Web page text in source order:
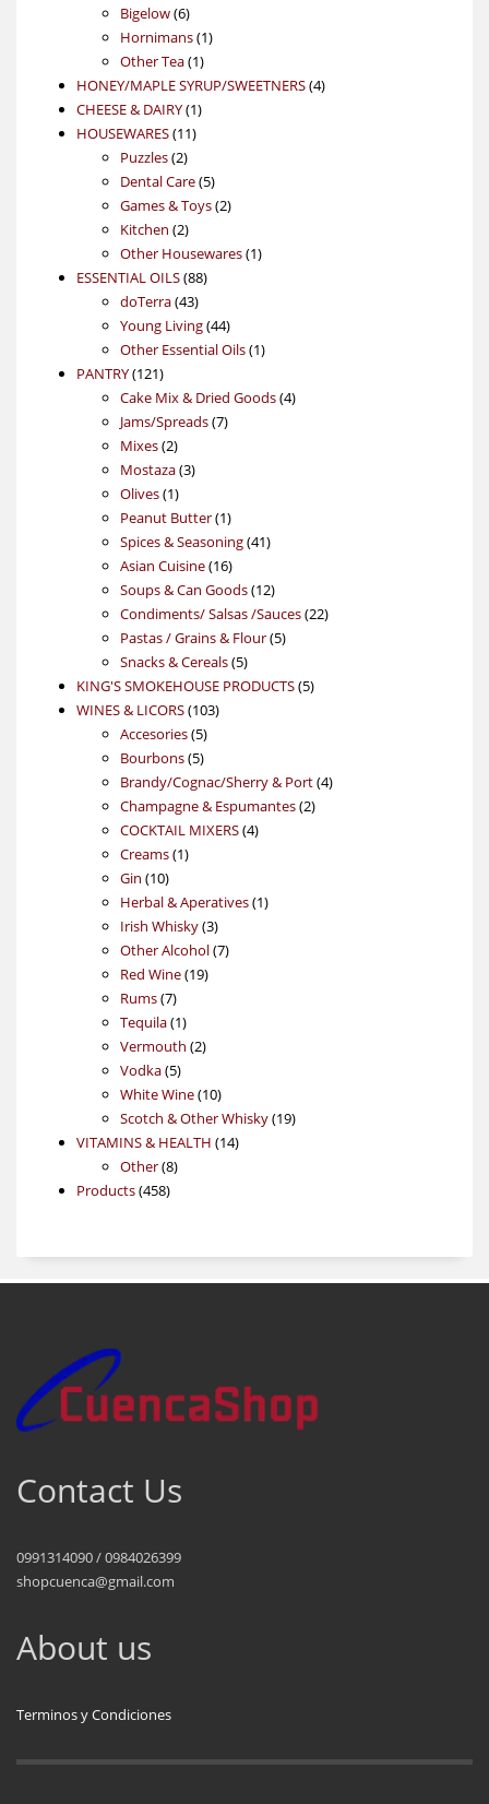
products
Bigelow 66
products
Hornimans 11
Other Tea 11
product
HONEY/MAPLE SYRUP/SWEETNERS 44
CHEESE & DAIRY 11
HOUSEWARES 1111
Puzzles 22
products
Dental Care 55
products
Games & Toys 22
Kitchen 22
products
Other Housewares 11
ESSENTIAL OILS 8888
doTerra 4343
products
Young Living 4444
products
Other Essential Oils 11
PANTRY 121121
products
Cake Mix & Dried Goods 44
Jams/Spreads 77
Mixes 22
products
Mostaza 33
Olives 11
product
Peanut Butter 11
product
Spices & Seasoning 4141
Asian Cuisine 1616
products
Soups & Can Goods 1212
products
Condiments/ Salsas /Sauces 2222
Pastas / Grains & Flour 55
Snacks & Cereals 55
products
KING'S SMOKEHOUSE PRODUCTS 55
WINES & LICORS 103103
Accesories 55
products
Bourbons 55
products
Brandy/Cognac/Sherry & Port 44
Champagne & Espumantes 22
COCKTAIL MIXERS 44
Creams 11
Gin 1010
products
Herbal & Aperatives 11
Irish Whisky 33
products
Other Alcohol 77
Red Wine 1919
Rums 77
products
Tequila 11
product
Vermouth 22
Vodka 55
products
White Wine 1010
products
Scotch & Other Whisky 1919
VITAMINS & HEALTH 1414
Other 88
Products 458458
Contact Us
0991314090 / 0984026399
shopcuenca@gmail.com
About us
Terminos y Condiciones